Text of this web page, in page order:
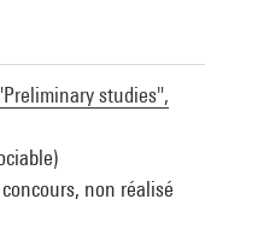
studies",
non réalisé